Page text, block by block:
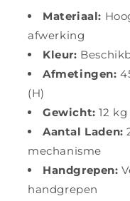
Materiaal:
afwerking
Kleur:
Afmetingen:
(H)
Gewicht: 12 kg
Aantal Laden:
mechanisme
Handgrepen:
handgrepen